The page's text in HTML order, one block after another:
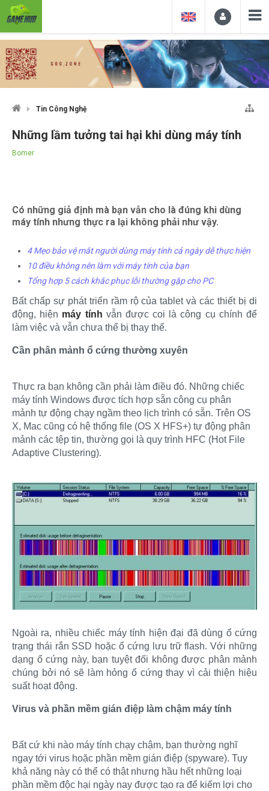
Tin Công Nghệ
Những lầm tưởng tai hại khi dùng máy tính
Bomer
Có những giả định mà bạn vẫn cho là đúng khi dùng
máy tính nhưng thực ra lại không phải như vậy.
4 Mẹo bảo vệ mắt người dùng máy tính cả ngày dễ thực hiện
10 điều không nên làm với máy tính của bạn
Tổng hợp 5 cách khắc phục lỗi thường gặp cho PC
Bất chấp sự phát triển rầm rộ của tablet và các thiết bị di
động, hiện máy tính vẫn được coi là công cụ chính để
làm việc và vẫn chưa thể bị thay thế.
Cần phân mảnh ổ cứng thường xuyên
Thực ra bạn không cần phải làm điều đó. Những chiếc
máy tính Windows được tích hợp sẵn công cụ phân
mảnh tự động chạy ngầm theo lịch trình có sẵn. Trên OS
X, Mac cũng có hệ thống file (OS X HFS+) tự động phân
mảnh các tệp tin, thường gọi là quy trình HFC (Hot File
Adaptive Clustering).
Ngoài ra, nhiều chiếc máy tính hiện đại đã dùng ổ cứng
trạng thái rắn SSD hoặc ổ cứng lưu trữ flash. Với những
dạng ổ cứng này, bạn tuyệt đối không được phân mảnh
chúng bởi nó sẽ làm hỏng ổ cứng thay vì cải thiện hiệu
suất hoạt động.
Virus và phần mềm gián điệp làm chậm máy tính
Bất cứ khi nào máy tính chạy chậm, bạn thường nghĩ
ngay tới virus hoặc phần mềm gián điệp (spyware). Tuy
khả năng này có thể có thật nhưng hầu hết những loại
phần mềm độc hại ngày nay được tạo ra để kiếm lợi cho